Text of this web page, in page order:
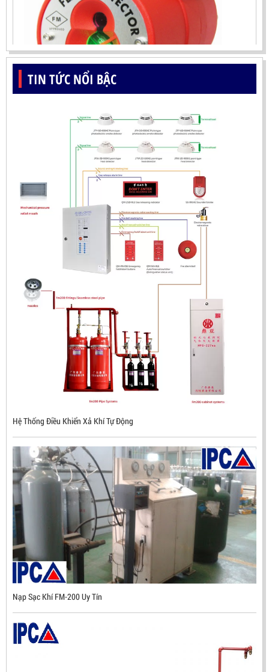
ĐẦU BÁO LỬA UV-IR CHỐNG NỔ-UX150 KOREA
LIÊN HỆ
Mã sản phẩm: UX150
ĐẦU BÁO LỬA CHỐNG NỔ CHỐNG NƯỚC UV/IR- UX300
NHẬP KHẨU HÀN QUỐC
LIÊN HỆ
Mã sản phẩm: UX300
TIN TỨC NỔI BẬC
Hệ Thống Điều Khiển Xả Khí Tự Động
Nạp Sạc Khí FM-200 Uy Tín